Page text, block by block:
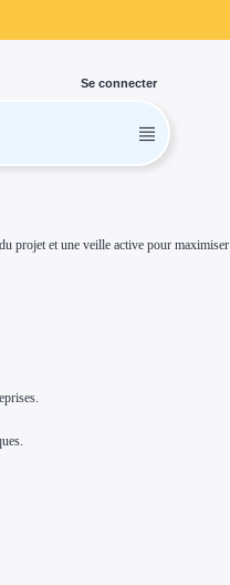
Se connecter
projet et une veille active pour maximiser